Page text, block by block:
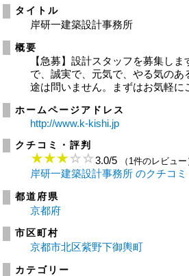
タイトル
岸研一建築設計事務所
概要
【急募】設計スタッフを募集し
で、誠実で、元気で、やる気の
途は問いません。まずはお気軽に
ホームページアドレス
http://www.k-kishi.jp
クチコミ・評判
3.0/5 （1件のレビュー
岸研一建築設計事務所 のクチコミ
都道府県
京都府
市区町村
京都市北区紫野下御輿町
カテゴリー